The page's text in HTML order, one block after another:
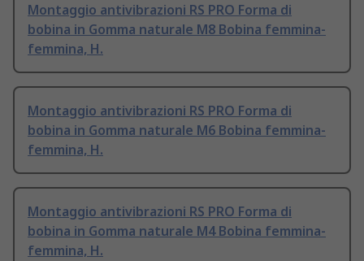
Montaggio antivibrazioni RS PRO Forma di
bobina in Gomma naturale M8 Bobina femmina-
femmina, H.
Montaggio antivibrazioni RS PRO Forma di
bobina in Gomma naturale M6 Bobina femmina-
femmina, H.
Montaggio antivibrazioni RS PRO Forma di
bobina in Gomma naturale M4 Bobina femmina-
femmina, H.